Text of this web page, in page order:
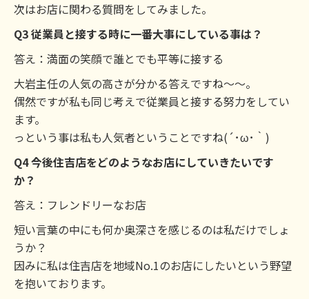
次はお店に関わる質問をしてみました。
Q3 従業員と接する時に一番大事にしている事は？
答え：満面の笑顔で誰とでも平等に接する
大岩主任の人気の高さが分かる答えですね～～。
偶然ですが私も同じ考えで従業員と接する努力をしてい
ます。
っという事は私も人気者ということですね(´･ω･｀)
Q4 今後住吉店をどのようなお店にしていきたいです
か？
答え：フレンドリーなお店
短い言葉の中にも何か奥深さを感じるのは私だけでしょ
うか？
因みに私は住吉店を地域No.1のお店にしたいという野望
を抱いております。